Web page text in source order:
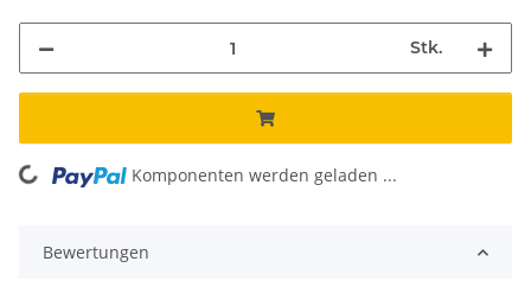
Stk.
Loading... Komponenten werden geladen ...
Bewertungen